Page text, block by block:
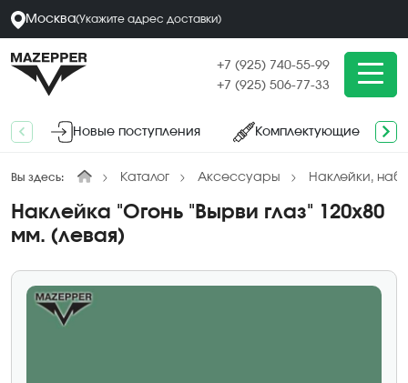
Москва(Укажите адрес доставки)
+7 (925) 740-55-99
+7 (925) 506-77-33
Новые поступления Комплектующие
Вы здесь: Каталог Аксессуары Наклейки,
Наклейка "Огонь "Вырви глаз" 120х80
мм. (левая)